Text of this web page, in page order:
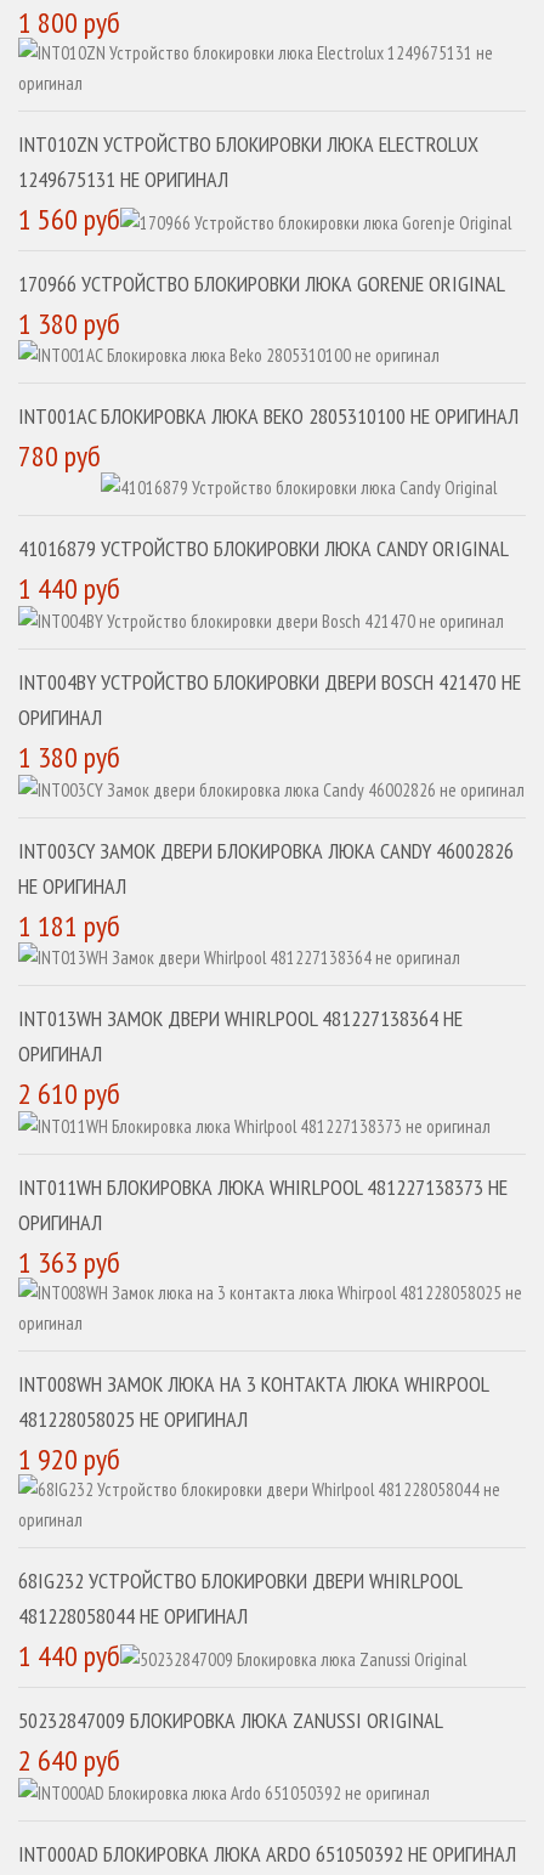
1 800 руб
INT010ZN УСТРОЙСТВО БЛОКИРОВКИ ЛЮКА ELECTROLUX
1249675131 НЕ ОРИГИНАЛ
1 560 руб
170966 УСТРОЙСТВО БЛОКИРОВКИ ЛЮКА GORENJE ORIGINAL
1 380 руб
INT001AC БЛОКИРОВКА ЛЮКА BEKO 2805310100 НЕ ОРИГИНАЛ
780 руб
41016879 УСТРОЙСТВО БЛОКИРОВКИ ЛЮКА CANDY ORIGINAL
1 440 руб
INT004BY УСТРОЙСТВО БЛОКИРОВКИ ДВЕРИ BOSCH 421470 НЕ
ОРИГИНАЛ
1 380 руб
INT003CY ЗАМОК ДВЕРИ БЛОКИРОВКА ЛЮКА CANDY 46002826
НЕ ОРИГИНАЛ
1 181 руб
INT013WH ЗАМОК ДВЕРИ WHIRLPOOL 481227138364 НЕ
ОРИГИНАЛ
2 610 руб
INT011WH БЛОКИРОВКА ЛЮКА WHIRLPOOL 481227138373 НЕ
ОРИГИНАЛ
1 363 руб
INT008WH ЗАМОК ЛЮКА НА 3 КОНТАКТА ЛЮКА WHIRPOOL
481228058025 НЕ ОРИГИНАЛ
1 920 руб
68IG232 УСТРОЙСТВО БЛОКИРОВКИ ДВЕРИ WHIRLPOOL
481228058044 НЕ ОРИГИНАЛ
1 440 руб
50232847009 БЛОКИРОВКА ЛЮКА ZANUSSI ORIGINAL
2 640 руб
INT000AD БЛОКИРОВКА ЛЮКА ARDO 651050392 НЕ ОРИГИНАЛ